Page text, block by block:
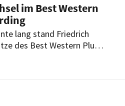
im Best Western
lang stand Friedrich
des Best Western Plus